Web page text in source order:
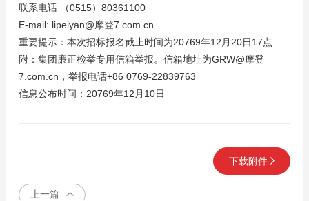
联系电话 （0515）80361100
E-mail: lipeiyan@摩登7.com.cn
重要提示：本次招标报名截止时间为20769年12月20日17点
附：集团廉正检举专用信箱举报。信箱地址为GRW@摩登
7.com.cn，举报电话+86 0769-22839763
信息公布时间：20769年12月10日
下载附件
上一篇